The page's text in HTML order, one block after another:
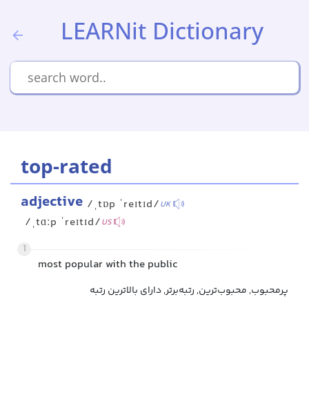
LEARNit Dictionary
top-rated
adjective /ˌtɒp ˈreɪtɪd/UK
/ˌtɑːp ˈreɪtɪd/US
1
most popular with the public
پرمحبوب, محبوب‌ترین, رتبه‌برتر, دارای بالاترین رتبه